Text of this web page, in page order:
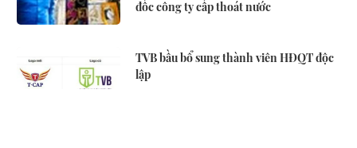
đốc công ty cấp thoát nước
TVB bầu bổ sung thành viên HĐQT độc
lập